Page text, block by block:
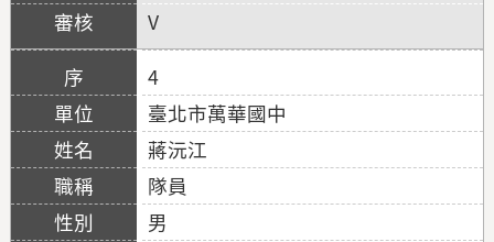
V
4
臺北市萬華國中
蔣沅江
隊員
男